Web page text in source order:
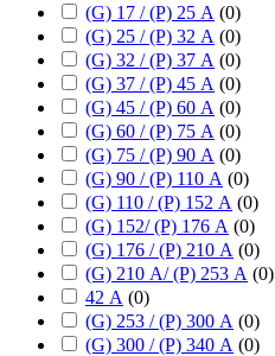
(G) 17 / (P) 25 А (0)
(G) 25 / (P) 32 А (0)
(G) 32 / (P) 37 А (0)
(G) 37 / (P) 45 А (0)
(G) 45 / (P) 60 А (0)
(G) 60 / (P) 75 А (0)
(G) 75 / (P) 90 А (0)
(G) 90 / (P) 110 А (0)
(G) 110 / (P) 152 А (0)
(G) 152/ (P) 176 А (0)
(G) 176 / (P) 210 А (0)
(G) 210 А/ (P) 253 А (0)
42 А (0)
(G) 253 / (P) 300 А (0)
(G) 300 / (P) 340 А (0)